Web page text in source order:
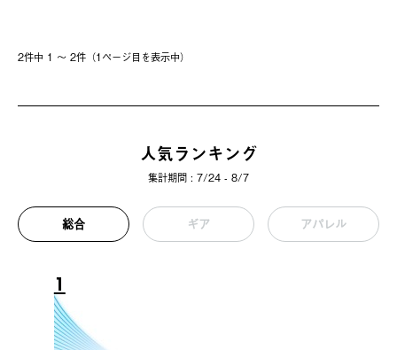
2件中 1 〜 2件（1ページ⽬を表⽰中）
人気ランキング
集計期間 : 7/24 - 8/7
総合 ギア アパレル
1